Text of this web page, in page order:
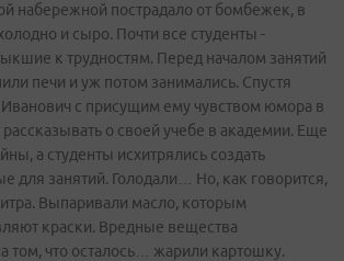
набережной пострадало от бомбежек, в
и сыро. Почти все студенты -
к трудностям. Перед началом занятий
печи и уж потом занимались. Спустя
с присущим ему чувством юмора в
рассказывать о своей учебе в академии. Еще
а студенты исхитрялись создать
для занятий. Голодали… Но, как говорится,
Выпаривали масло, которым
краски. Вредные вещества
том, что осталось… жарили картошку.